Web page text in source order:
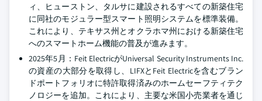
ィ、ヒューストン、タルサに建設されるすべての新築住宅
に同社のモジュラー型スマート照明システムを標準装備。
これにより、テキサス州とオクラホマ州における新築住宅
へのスマートホーム機能の普及が進みます。
2025年5月：Feit ElectricがUniversal Security Instruments Inc.
の資産の大部分を取得し、LIFXとFeit Electricを含むブラン
ドポートフォリオに特許取得済みのホームセーフティテク
ノロジーを追加。これにより、主要な米国小売業者を通じ